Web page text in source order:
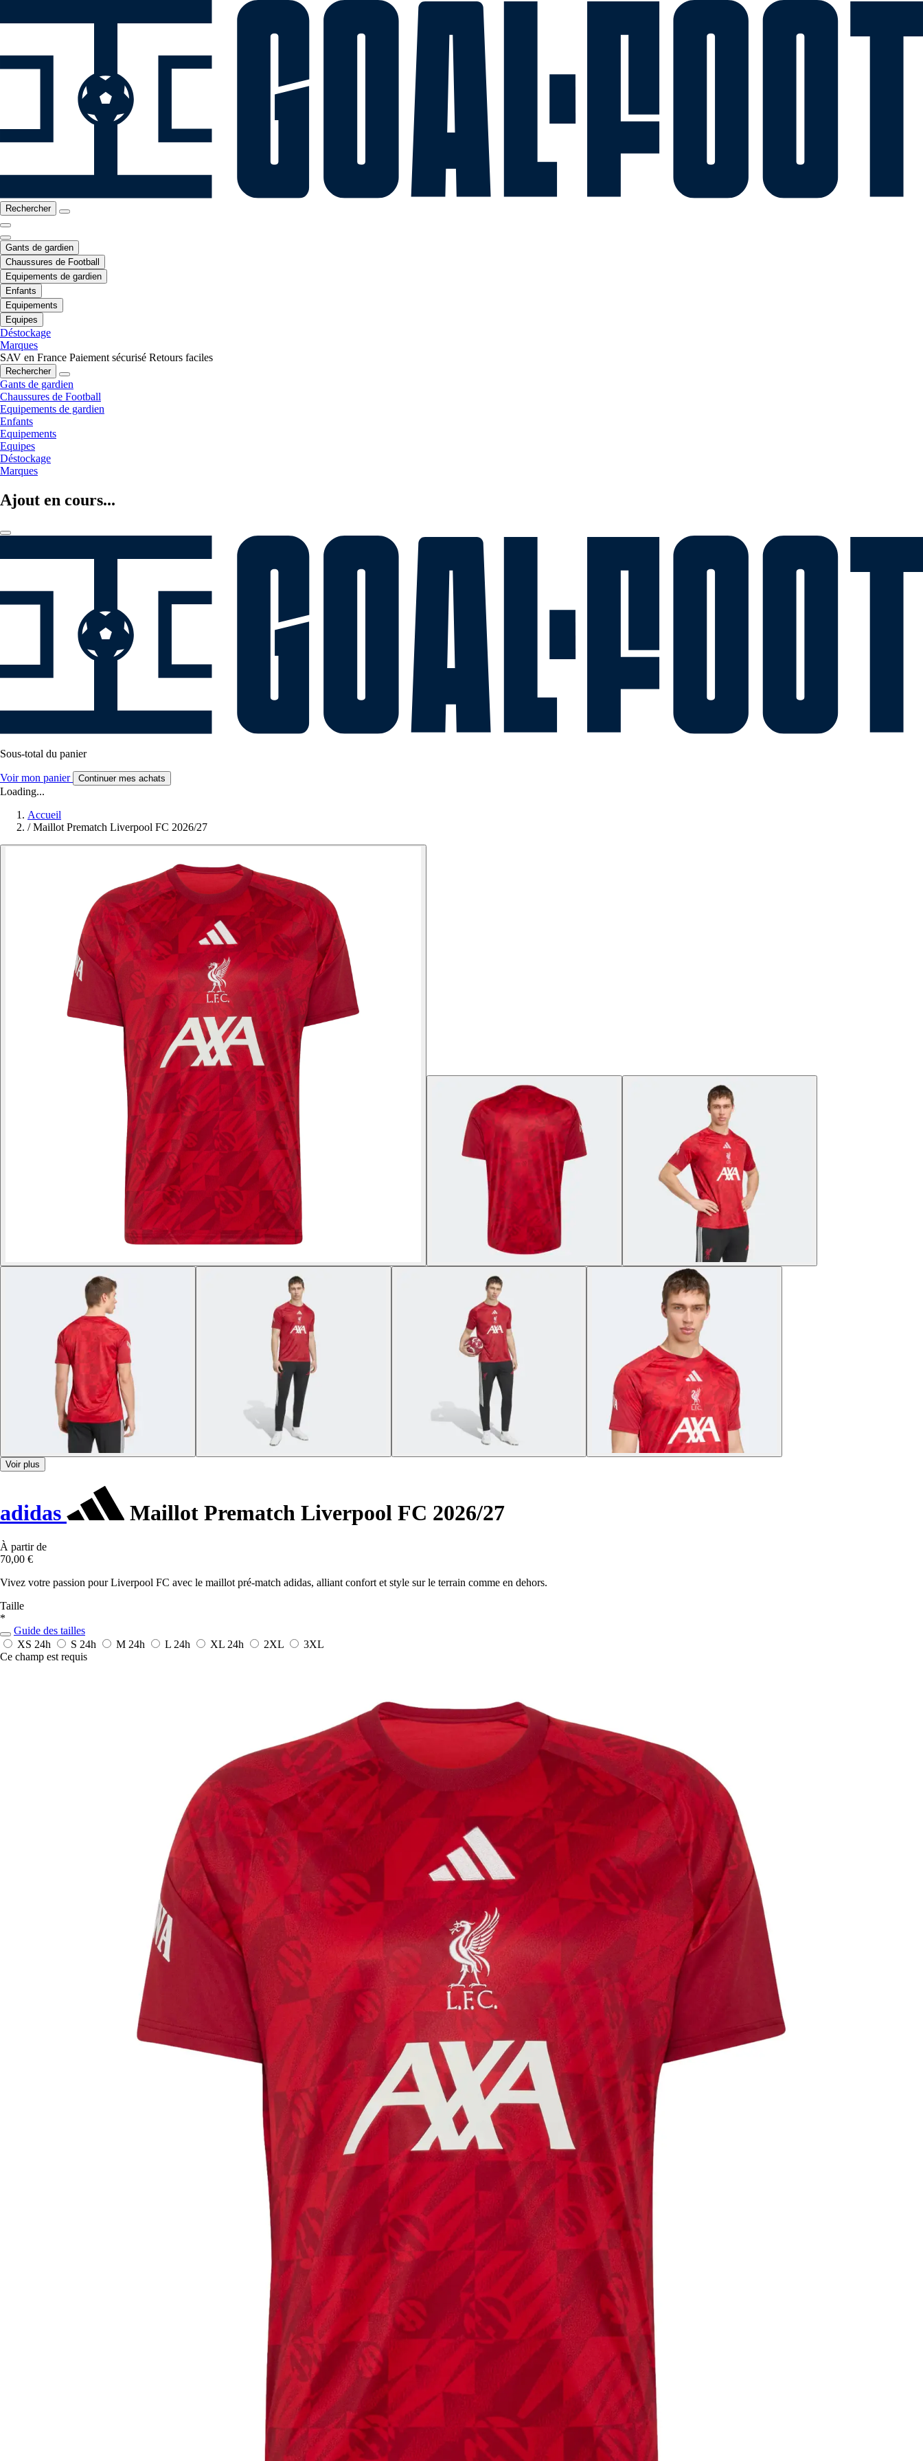
Rechercher
Gants de gardien
Chaussures de Football
Equipements de gardien
Enfants
Equipements
Equipes
Déstockage
Marques
SAV en France Paiement sécurisé Retours faciles
Rechercher
Gants de gardien
Chaussures de Football
Equipements de gardien
Enfants
Equipements
Equipes
Déstockage
Marques
Ajout en cours...
Sous-total du panier
Voir mon panier Continuer mes achats
Loading...
Accueil
/ Maillot Prematch Liverpool FC 2026/27
Voir plus
adidas Maillot Prematch Liverpool FC 2026/27
À partir de
70,00 €
Vivez votre passion pour Liverpool FC avec le maillot pré-match adidas, alliant confort et style sur le terrain comme en dehors.
Taille
*
Guide des tailles
XS 24h S 24h M 24h L 24h XL 24h 2XL
3XL
Ce champ est requis